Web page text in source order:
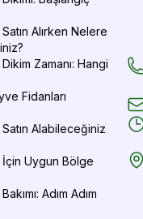
Alırken Nelere
Zamanı: Hangi
Fidanları
Alabileceğiniz
İçin Uygun Bölge
Adım Adım